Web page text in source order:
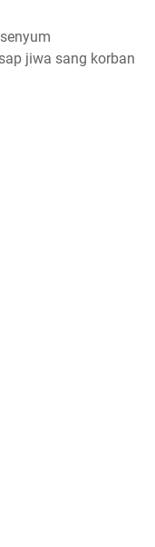
jiwa sang korban